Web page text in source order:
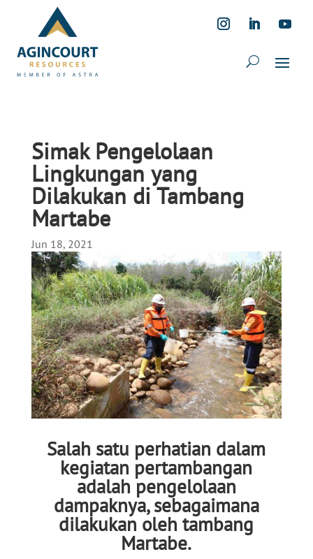
Simak Pengelolaan
Lingkungan yang
Dilakukan di Tambang
Martabe
Jun 18, 2021
Salah satu perhatian dalam
kegiatan pertambangan
adalah pengelolaan
dampaknya, sebagaimana
dilakukan oleh tambang
Martabe.